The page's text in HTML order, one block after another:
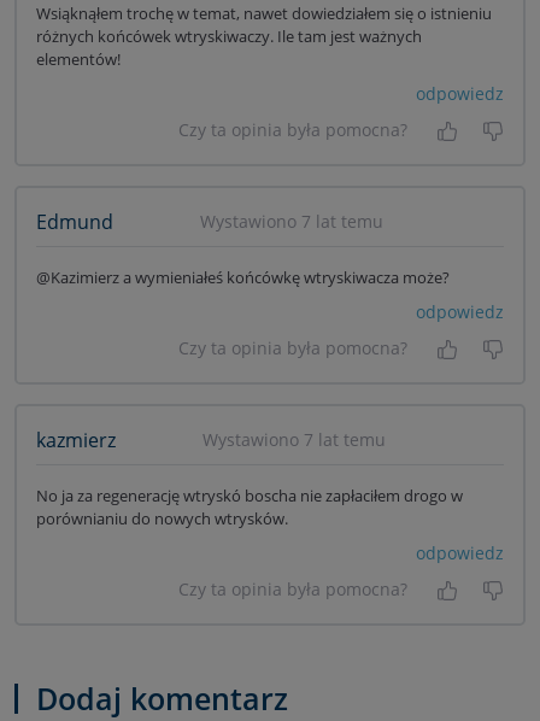
Wsiąknąłem trochę w temat, nawet dowiedziałem się o istnieniu
różnych końcówek wtryskiwaczy. Ile tam jest ważnych
elementów!
odpowiedz
Czy ta opinia była pomocna?
Tak, była
Nie
Edmund Wystawiono 7 lat temu
@Kazimierz a wymieniałeś końcówkę wtryskiwacza może?
odpowiedz
Czy ta opinia była pomocna?
Tak, była
Nie
kazmierz Wystawiono 7 lat temu
No ja za regenerację wtryskó boscha nie zapłaciłem drogo w
porównianiu do nowych wtrysków.
odpowiedz
Czy ta opinia była pomocna?
Tak, była
Nie
Dodaj komentarz